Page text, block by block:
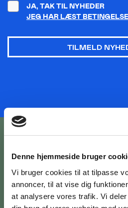
Denne hjemmeside bruger
Vi bruger cookies til at tilpasse
annoncer, til at vise dig
at analysere vores trafik. Vi
JA, TAK TIL NYHEDER
JEG HAR LÆST
TILMELD
BILETTER OG